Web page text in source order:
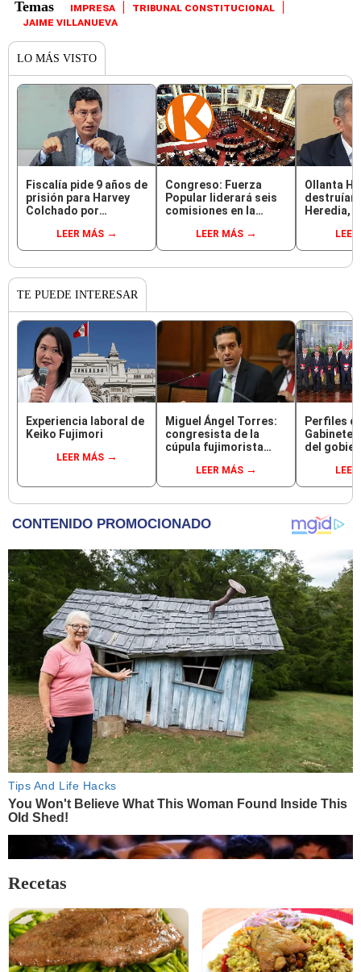
IMPRESA
TRIBUNAL CONSTITUCIONAL
JAIME VILLANUEVA
LO MÁS VISTO
Fiscalía pide 9 años de
prisión para Harvey
Colchado por
incompatible y
falsedad ideológica
LEER MÁS
Congreso: Fuerza
Popular liderará seis
comisiones en la
LEER MÁS
Ollanta
destruían
Heredia,
TE PUEDE INTERESAR
Experiencia laboral de
Keiko Fujimori
LEER MÁS
Miguel Ángel Torres:
congresista de la
cúpula fujimorista
año del Senado
LEER MÁS
Perfiles
Gabinete
del